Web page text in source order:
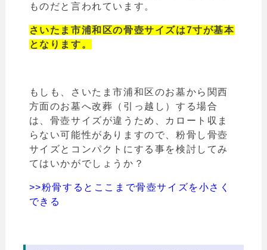
ものだと言われています。
さいたま市浦和区の骨壺サイズは7寸が基本
となります。
もしも、さいたま市浦和区のお墓から関西
方面のお墓へ改葬（引っ越し）する場合
は、骨壺サイズが違うため、カロート収ま
らない可能性がありますので、粉骨し骨壺
サイズとコンパクトにする事を検討してみ
てはいかがでしょうか？
>>粉骨するとここまで骨壺サイズを小さく
できる